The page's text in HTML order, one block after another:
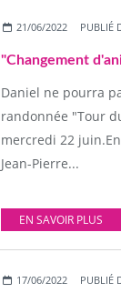
21/06/2022 PUBLIÉ
"Changement
Daniel ne pourra
randonnée "Tour
mercredi 22
Jean-Pierre...
EN SAVOIR PLUS
17/06/2022 PUBLIÉ